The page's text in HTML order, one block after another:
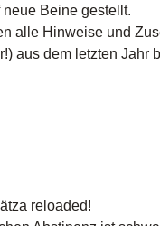
Beine gestellt.
alle Hinweise und
aus dem letzten Jahr
reloaded!